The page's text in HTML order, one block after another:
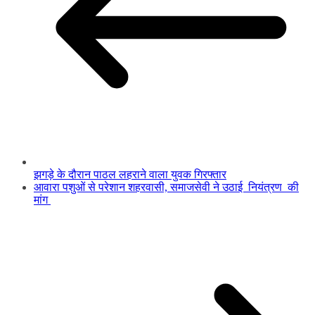
झगड़े के दौरान पाठल लहराने वाला युवक गिरफ्तार
आवारा पशुओं से परेशान शहरवासी, समाजसेवी ने उठाई नियंत्रण की
मांग